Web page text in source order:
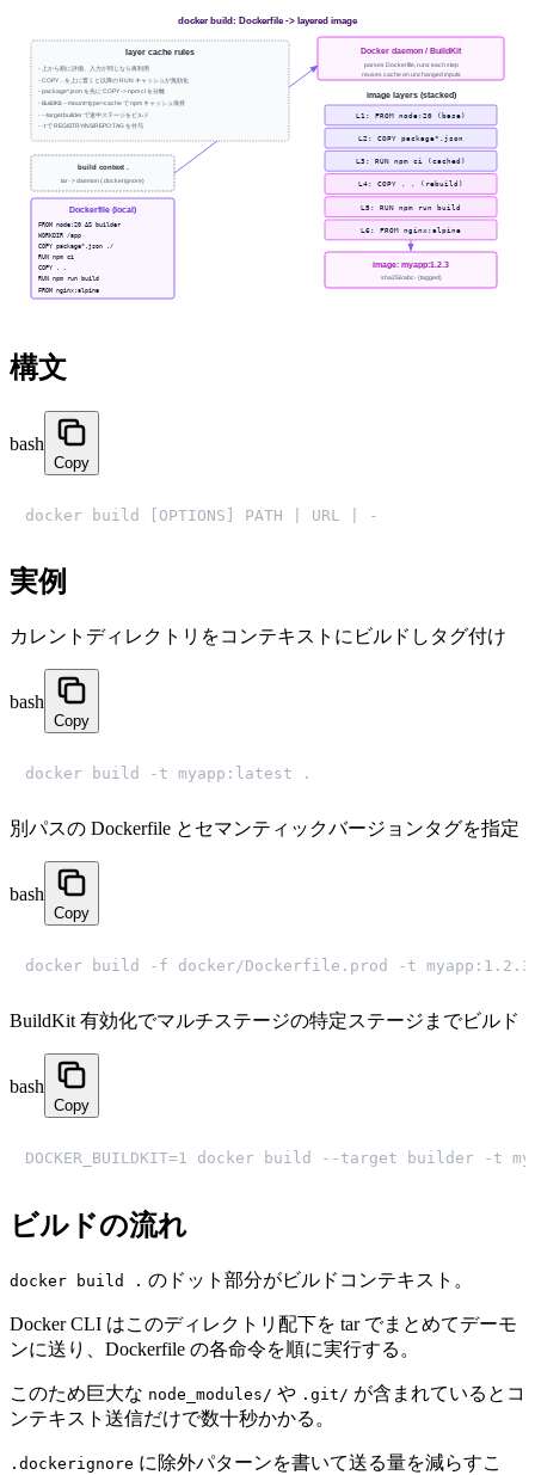
構文
bash
Copy
docker build [OPTIONS] PATH | URL | -
実例
カレントディレクトリをコンテキストにビルドしタグ付け
bash
Copy
docker build -t myapp:latest .
別パスの Dockerfile とセマンティックバージョンタグを指定
bash
Copy
docker build -f docker/Dockerfile.prod -t
BuildKit 有効化でマルチステージの特定ステージまでビルド
bash
Copy
DOCKER_BUILDKIT=1 docker build --target builder -t
ビルドの流れ
docker build . のドット部分がビルドコンテキスト。
Docker CLI はこのディレクトリ配下を tar でまとめてデーモ
ンに送り、Dockerfile の各命令を順に実行する。
このため巨大な node_modules/ や .git/ が含まれているとコ
ンテキスト送信だけで数十秒かかる。
.dockerignore に除外パターンを書いて送る量を減らすこ